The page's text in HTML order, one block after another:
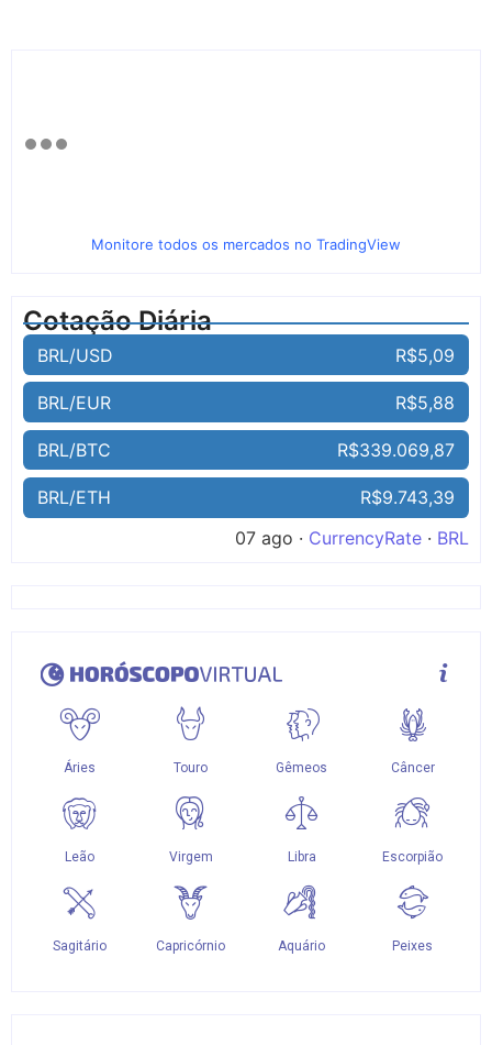
Monitore todos os mercados no TradingView
Cotação Diária
BRL/USD R$5,09
BRL/EUR R$5,88
BRL/BTC R$339.069,87
BRL/ETH
R$9.743,39
07 ago · CurrencyRate · BRL